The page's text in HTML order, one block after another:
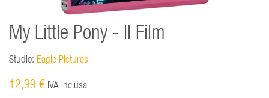
My Little Pony - Il Film
Studio: Eagle Pictures
12,99 € IVA inclusa